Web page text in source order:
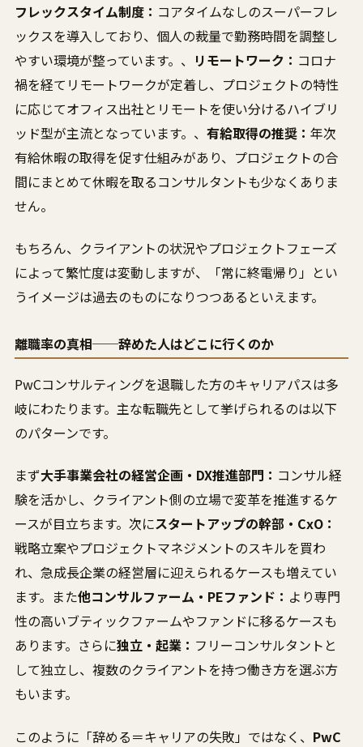
フレックスタイム制度： コアタイムなしのスーパーフレ
ックスを導入しており、個人の裁量で勤務時間を調整し
やすい環境が整っています。、 リモートワーク： コロナ
禍を経てリモートワークが定着し、プロジェクトの特性
に応じてオフィス出社とリモートを使い分けるハイブリ
ッド型が主流となっています。、 有給取得の推奨： 年次
有給休暇の取得を促す仕組みがあり、プロジェクトの合
間にまとめて休暇を取るコンサルタントも少なくありま
せん。
もちろん、クライアントの状況やプロジェクトフェーズ
によって繁忙度は変動しますが、「常に終電帰り」とい
うイメージは過去のものになりつつあるといえます。
離職率の真相──辞めた人はどこに行くのか
PwCコンサルティングを退職した方のキャリアパスは多
岐にわたります。主な転職先として挙げられるのは以下
のパターンです。
まず大手事業会社の経営企画・DX推進部門： コンサル経
験を活かし、クライアント側の立場で変革を推進するケ
ースが目立ちます。次にスタートアップの幹部・CxO：
戦略立案やプロジェクトマネジメントのスキルを買わ
れ、急成長企業の経営層に迎えられるケースも増えてい
ます。また他コンサルファーム・PEファンド： より専門
性の高いブティックファームやファンドに移るケースも
あります。さらに独立・起業： フリーコンサルタントと
して独立し、複数のクライアントを持つ働き方を選ぶ方
もいます。
このように「辞める＝キャリアの失敗」ではなく、 PwC